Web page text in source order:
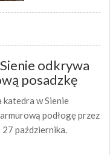
odkrywa
posadzkę
katedra w Sienie
podłogę przez
27 października.